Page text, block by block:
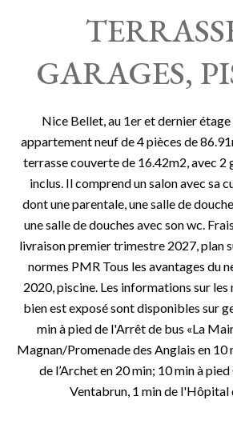
GARAGES,
Nice Bellet, au 1er et dernier étage
appartement neuf de 4 pièces de
terrasse couverte de 16.42m2, avec 2
inclus. Il comprend un salon avec sa
dont une parentale, une salle de
une salle de douches avec son wc.
livraison premier trimestre 2027, plan
normes PMR Tous les avantages du
2020, piscine. Les informations sur les
bien est exposé sont disponibles sur
min à pied de l'Arrêt de bus «La
Magnan/Promenade des Anglais en 10
de l’Archet en 20 min; 10 min à
Ventabrun, 1 min de l'Hôpital